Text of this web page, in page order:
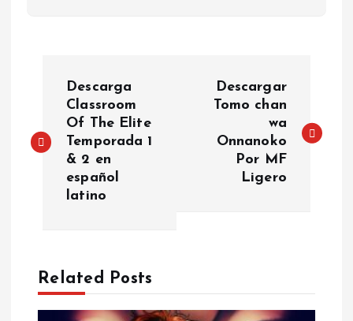
s
a
v
Descarga
Classroom
Of The Elite
Temporada 1
& 2 en
español
latino
Descargar
Tomo chan
wa
Onnanoko
Por MF
Ligero
Related Posts